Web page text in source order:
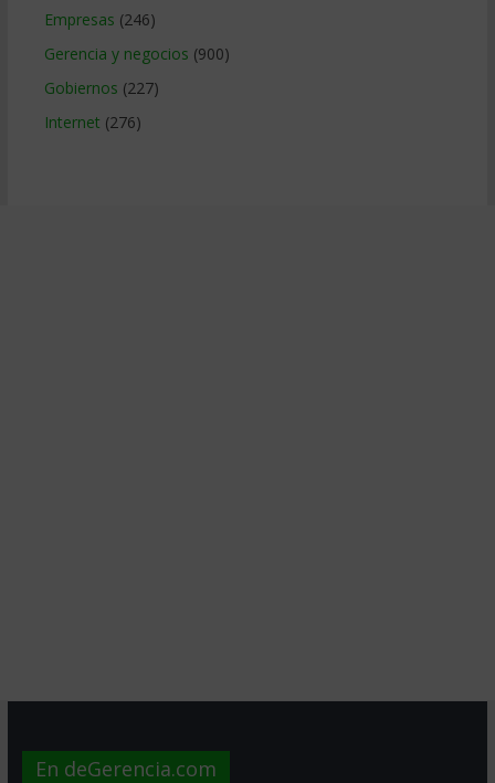
Empresas (246)
Gerencia y negocios (900)
Gobiernos (227)
Internet (276)
En deGerencia.com